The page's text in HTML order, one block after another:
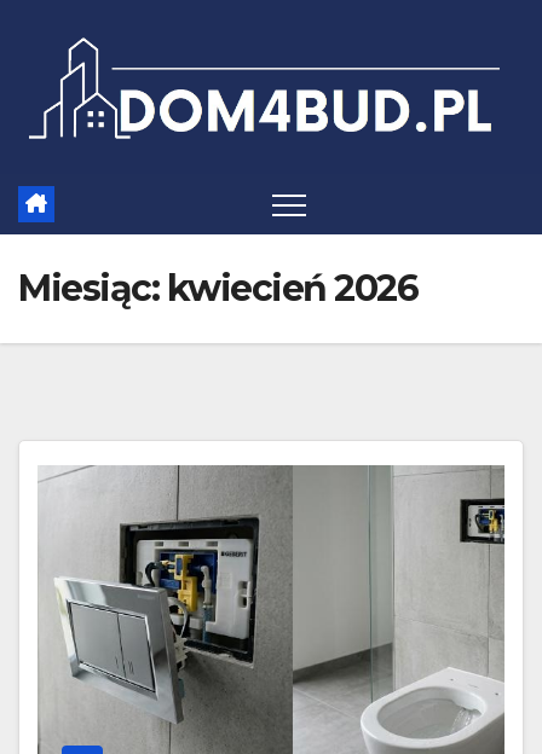
Miesiąc: kwiecień 2026